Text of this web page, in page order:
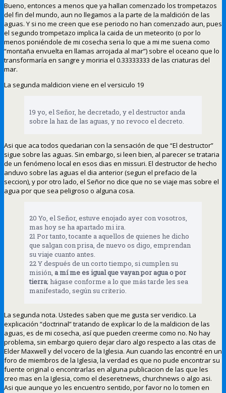
Bueno, entonces a menos que ya hallan comenzado los trompetazos
del fin del mundo, aun no llegamos a la parte de la maldición de las
aguas. Y si no me creen que ese periodo no han comenzado aun, pues
el segundo trompetazo implica la caida de un meteorito (o por lo
menos poniéndole de mi cosecha seria lo que a mi me suena como
“montaña envuelta en llamas arrojada al mar”) sobre el oceano que lo
transformaría en sangre y moriria el 0.33333333 de las criaturas del
mar.
La segunda maldicion viene en el versiculo 19
19 yo, el Señor, he decretado, y el destructor anda
sobre la haz de las aguas, y no revoco el decreto.
Asi que aca todos quedarian con la sensación de que “El destructor”
sigue sobre las aguas. Sin embargo, si leen bien, al parecer se trataria
de un fenómeno local en esos dias en missuri. El destructor de hecho
anduvo sobre las aguas el dia anterior (segun el prefacio de la
seccion), y por otro lado, el Señor no dice que no se viaje mas sobre el
agua por que sea peligroso o alguna cosa.
20 Yo, el Señor, estuve enojado ayer con vosotros,
mas hoy se ha apartado mi ira.
21 Por tanto, tocante a aquellos de quienes he dicho
que salgan con prisa, de nuevo os digo, emprendan
su viaje cuanto antes.
22 Y después de un corto tiempo, si cumplen su
misión, a mí me es igual que vayan por agua o por
tierra; hágase conforme a lo que más tarde les sea
manifestado, según su criterio.
La segunda nota. Ustedes saben que me gusta ser veridico. La
explicación “doctrinal” tratando de explicar lo de la maldicion de las
aguas, es de mi cosecha, así que pueden creerme como no. No hay
problema, sin embargo quiero dejar claro algo respecto a las citas de
Elder Maxwell y del vocero de la Iglesia. Aun cuando las encontré en un
foro de miembros de la Iglesia, la verdad es que no pude encontrar su
fuente original o encontrarlas en alguna publicacion de las que les
creo mas en la Iglesia, como el deseretnews, churchnews o algo asi.
Asi que aunque yo les encuentro sentido, por favor no lo tomen en